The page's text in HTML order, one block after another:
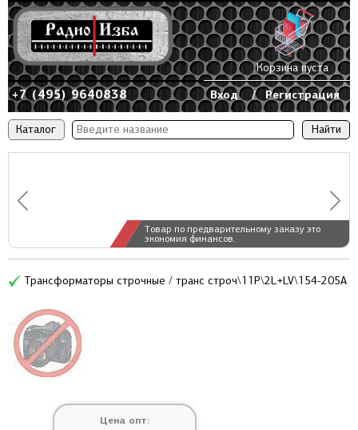
Каталог
Товар по предварительному заказу это
экономия финансов.
+7 (495) 9640838 Вход / Регистрация
Корзина пуста
Трансформаторы строчные / транс строч\11P\2L+LV\154-205A
Цена опт: